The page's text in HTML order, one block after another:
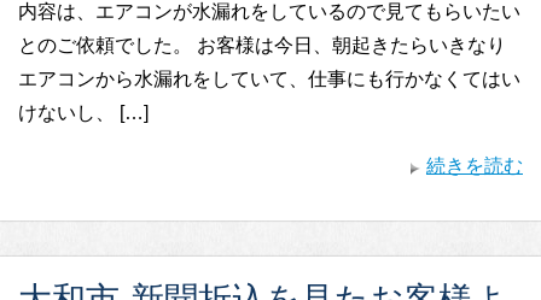
内容は、エアコンが水漏れをしているので見てもらいたい
とのご依頼でした。 お客様は今日、朝起きたらいきなり
エアコンから水漏れをしていて、仕事にも行かなくてはい
けないし、 […]
続きを読む